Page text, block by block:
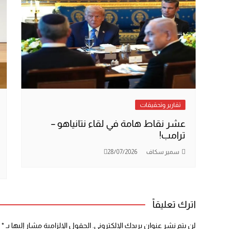
تقارير وتحقيقات
عشر نقاط هامة في لقاء نتانياهو –
ترامب!
سمير سكاف 28/07/2026
اترك تعليقاً
لن يتم نشر عنوان بريدك الإلكتروني. الحقول الإلزامية مشار إليها بـ *